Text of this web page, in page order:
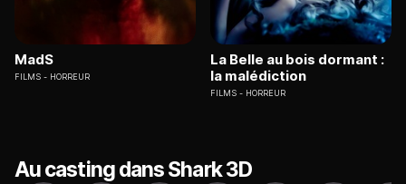
MadS
FILMS HORREUR
La Belle au bois dormant :
la malédiction
FILMS HORREUR
Au casting dans Shark 3D